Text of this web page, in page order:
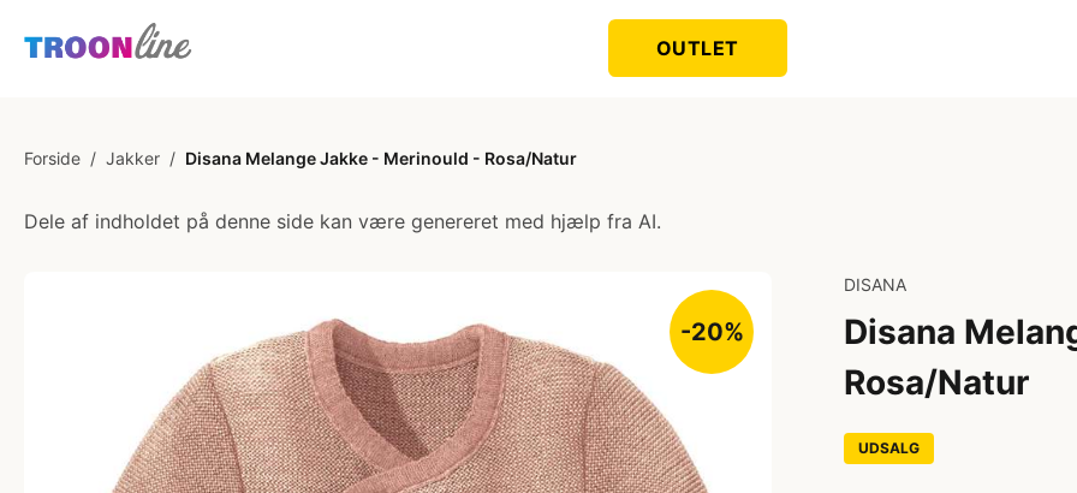
OUTLET
Forside / Jakker / Disana Melange Jakke - Merinould - Rosa/Natur
Dele af indholdet på denne side kan være genereret med hjælp fra AI.
-20%
DISANA
Disana
Rosa/Natur
UDSALG